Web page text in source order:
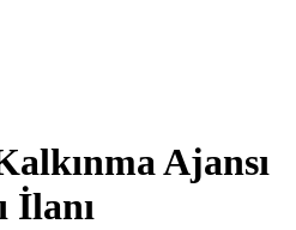
Ajansı
İlanı